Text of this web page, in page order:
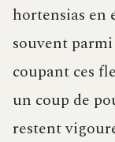
hortensias en
souvent
coupant ces
un coup de
restent